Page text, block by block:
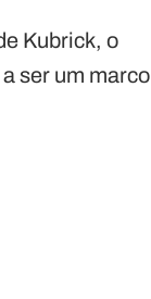
Kubrick, o
ser um marco